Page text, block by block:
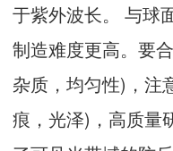
于紫外波长。 与球
制造难度更高。要
杂质，均匀性)，注
痕，光泽)，高质量